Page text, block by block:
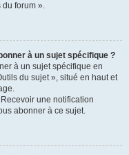
du forum ».
à un sujet spécifique ?
à un sujet spécifique en
du sujet », situé en haut et
une notification
abonner à ce sujet.